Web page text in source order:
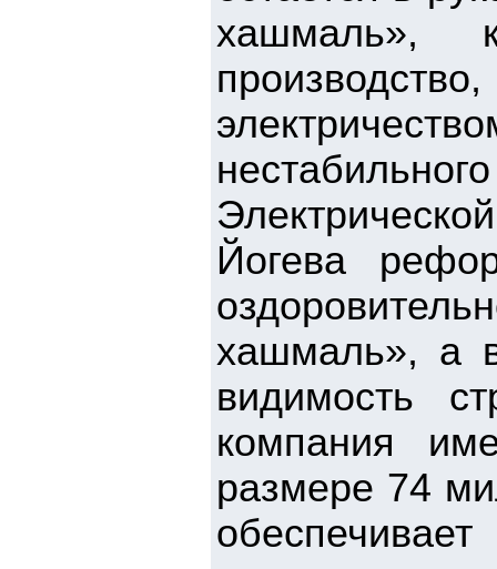
хашмаль»,
Йогева
хашмаль», а
видимость
компания
размере 74